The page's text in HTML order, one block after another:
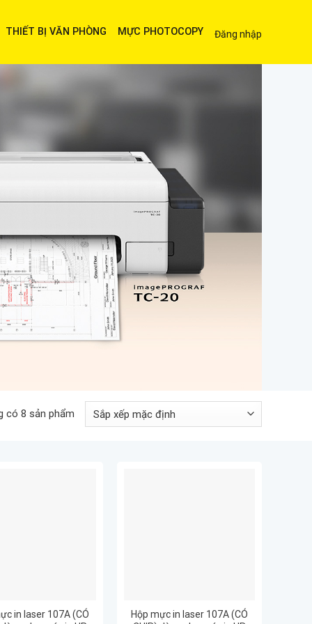
THIẾT BỊ VĂN PHÒNG MỰC PHOTOCOPY Đăng nhập
có 8 sản phẩm
in laser 107A (CÓ
Hộp mực in laser 107A (CÓ